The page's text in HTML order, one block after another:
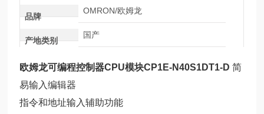
品牌
OMRON/欧姆龙
产地类别
国产
欧姆龙可编程控制器CPU模块CP1E-N40S1DT1-D 简
易输入编辑器
指令和地址输入辅助功能